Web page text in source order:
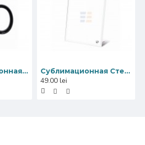
11oz Сублимационная Керамическая Кружка, Внутри и Ручка Черная (320 мл) Сублимационная Стеклянная Фоторамка, Зеркальный Край, 18x23 см
49.00 lei